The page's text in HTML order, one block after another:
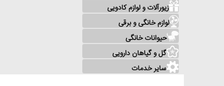
زیورآلات و لوازم کادویی
لوازم خانگی و برقی
حیوانات خانگی
گل و گیاهان دارویی
سایر خدمات